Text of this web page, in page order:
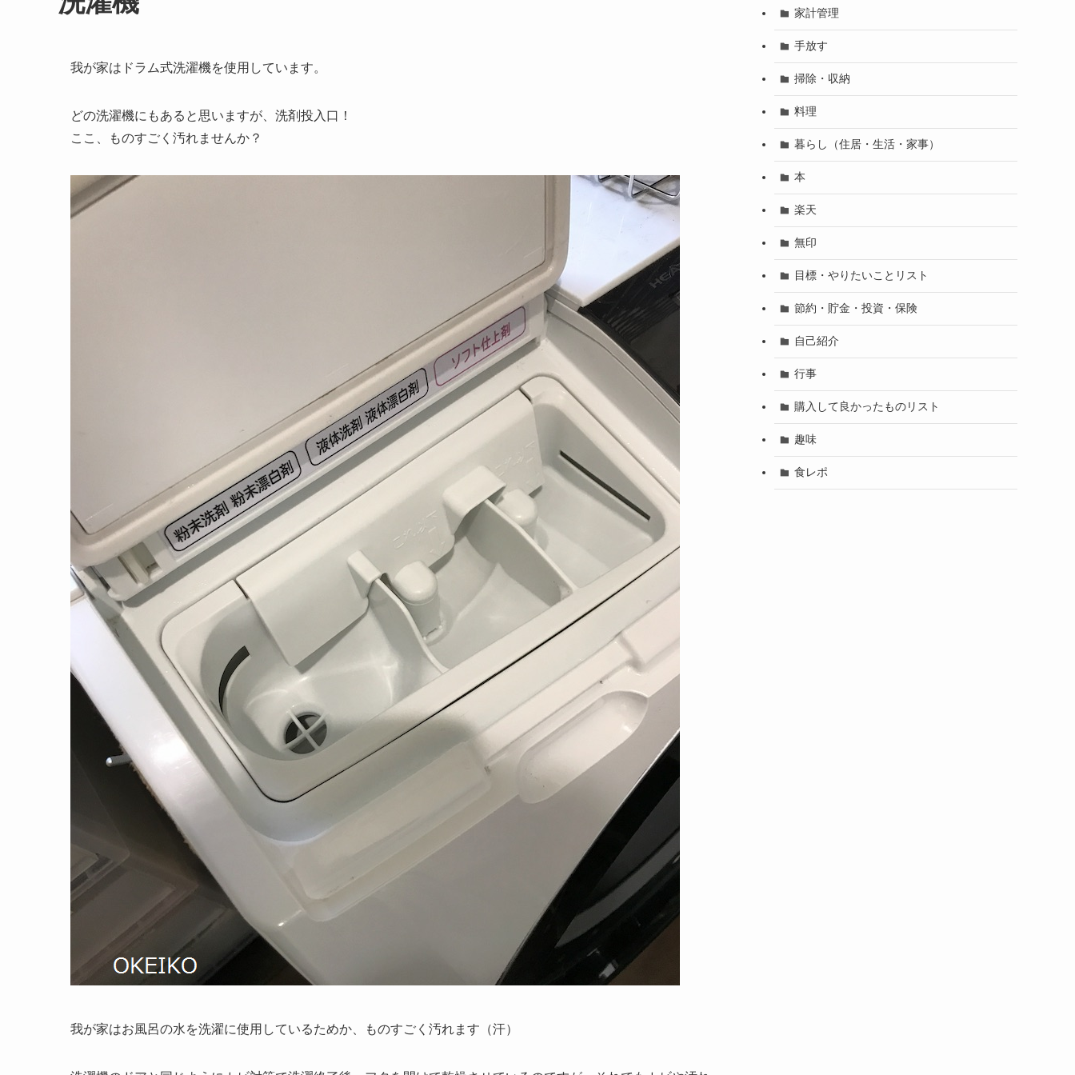
我が家はドラム式洗濯機を使用しています。
どの洗濯機にもあると思いますが、洗剤投入口！
ここ、ものすごく汚れませんか？
我が家はお風呂の水を洗濯に使用しているためか、ものすごく汚れます（汗）
家計管理
手放す
掃除・収納
料理
暮らし（住居・生活・家事）
本
楽天
無印
目標・やりたいことリスト
節約・貯金・投資・保険
自己紹介
行事
購入して良かったものリスト
趣味
食レポ